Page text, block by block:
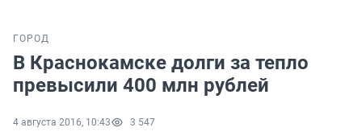
ГОРОД
В Краснокамске долги за тепло
превысили 400 млн рублей
4 августа 2016, 10:43 3 547